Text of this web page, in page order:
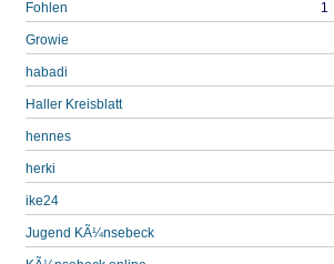
Fohlen 1
Growie
habadi
Haller Kreisblatt
hennes
herki
ike24
Jugend KÃ¼nsebeck